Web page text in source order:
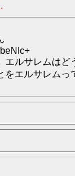
エルサレムはど
をエルサレム